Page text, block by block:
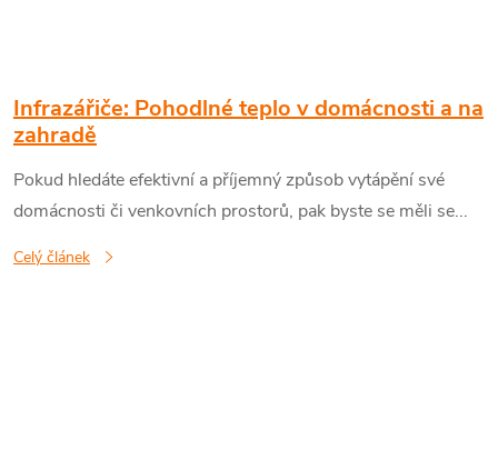
Infrazářiče: Pohodlné teplo v domácnosti a na
zahradě
Pokud hledáte efektivní a příjemný způsob vytápění své
domácnosti či venkovních prostorů, pak byste se měli se...
Celý článek